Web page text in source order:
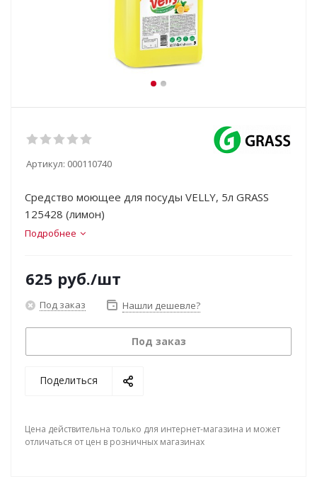
Артикул: 000110740
Средство моющее для посуды VELLY, 5л GRASS
125428 (лимон)
Подробнее
625 руб./шт
Под заказ Нашли дешевле?
Под заказ
Поделиться
Цена действительна только для интернет-магазина и может
отличаться от цен в розничных магазинах